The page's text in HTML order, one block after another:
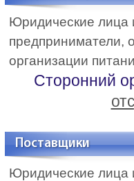
Юридические лица
предприниматели,
организации
Сторонний
Поставщики
Юридические лица